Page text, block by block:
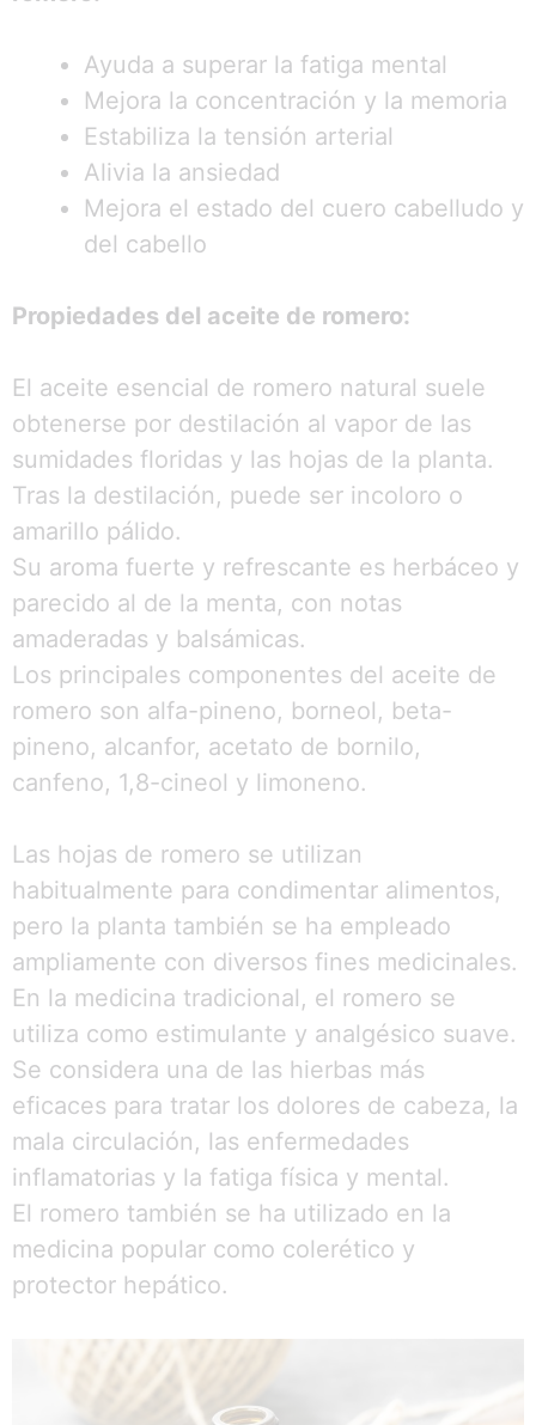
Ayuda a superar la fatiga mental
Mejora la concentración y la memoria
Estabiliza la tensión arterial
Alivia la ansiedad
Mejora el estado del cuero cabelludo y
del cabello
Propiedades del aceite de romero:
El aceite esencial de romero natural suele
obtenerse por destilación al vapor de las
sumidades floridas y las hojas de la planta.
Tras la destilación, puede ser incoloro o
amarillo pálido.
Su aroma fuerte y refrescante es herbáceo y
parecido al de la menta, con notas
amaderadas y balsámicas.
Los principales componentes del aceite de
romero son alfa-pineno, borneol, beta-
pineno, alcanfor, acetato de bornilo,
canfeno, 1,8-cineol y limoneno.
Las hojas de romero se utilizan
habitualmente para condimentar alimentos,
pero la planta también se ha empleado
ampliamente con diversos fines medicinales.
En la medicina tradicional, el romero se
utiliza como estimulante y analgésico suave.
Se considera una de las hierbas más
eficaces para tratar los dolores de cabeza, la
mala circulación, las enfermedades
inflamatorias y la fatiga física y mental.
El romero también se ha utilizado en la
medicina popular como colerético y
protector hepático.